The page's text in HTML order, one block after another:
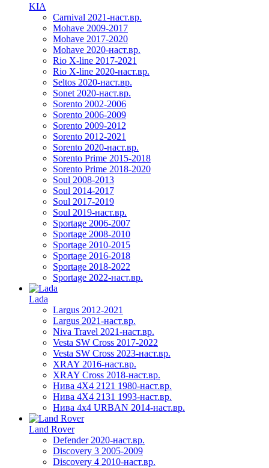
KIA
Carnival 2021-наст.вр.
Mohave 2009-2017
Mohave 2017-2020
Mohave 2020-наст.вр.
Rio X-line 2017-2021
Rio X-line 2020-наст.вр.
Seltos 2020-наст.вр.
Sonet 2020-наст.вр.
Sorento 2002-2006
Sorento 2006-2009
Sorento 2009-2012
Sorento 2012-2021
Sorento 2020-наст.вр.
Sorento Prime 2015-2018
Sorento Prime 2018-2020
Soul 2008-2013
Soul 2014-2017
Soul 2017-2019
Soul 2019-наст.вр.
Sportage 2006-2007
Sportage 2008-2010
Sportage 2010-2015
Sportage 2016-2018
Sportage 2018-2022
Sportage 2022-наст.вр.
Lada
Largus 2012-2021
Largus 2021-наст.вр.
Niva Travel 2021-наст.вр.
Vesta SW Cross 2017-2022
Vesta SW Cross 2023-наст.вр.
XRAY 2016-наст.вр.
XRAY Cross 2018-наст.вр.
Нива 4X4 2121 1980-наст.вр.
Нива 4X4 2131 1993-наст.вр.
Нива 4х4 URBAN 2014-наст.вр.
Land Rover
Defender 2020-наст.вр.
Discovery 3 2005-2009
Discovery 4 2010-наст.вр.